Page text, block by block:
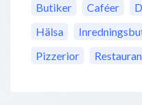
Butiker
Caféer
Hälsa
Pizzerior